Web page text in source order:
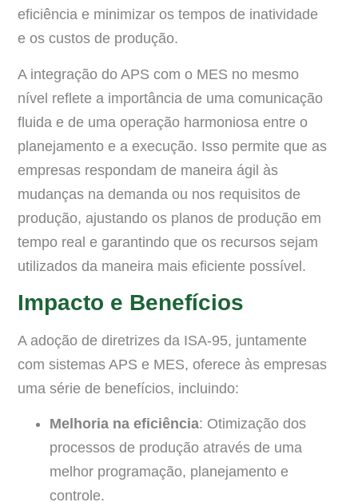
eficiência e minimizar os tempos de inatividade
e os custos de produção.
A integração do APS com o MES no mesmo
nível reflete a importância de uma comunicação
fluida e de uma operação harmoniosa entre o
planejamento e a execução. Isso permite que as
empresas respondam de maneira ágil às
mudanças na demanda ou nos requisitos de
produção, ajustando os planos de produção em
tempo real e garantindo que os recursos sejam
utilizados da maneira mais eficiente possível.
Impacto e Benefícios
A adoção de diretrizes da ISA-95, juntamente
com sistemas APS e MES, oferece às empresas
uma série de benefícios, incluindo:
Melhoria na eficiência: Otimização dos
processos de produção através de uma
melhor programação, planejamento e
controle.